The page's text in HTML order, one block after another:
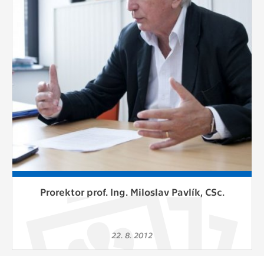
Cookies, které aplikace nedokáže zařadit.
Naším cílem je, aby tato kategorie
zůstala prázdná a všechny cookies byly
přiřazeny do některé z kategorií
uvedených výše.
Prorektor prof. Ing. Miloslav Pavlík, CSc.
22. 8. 2012